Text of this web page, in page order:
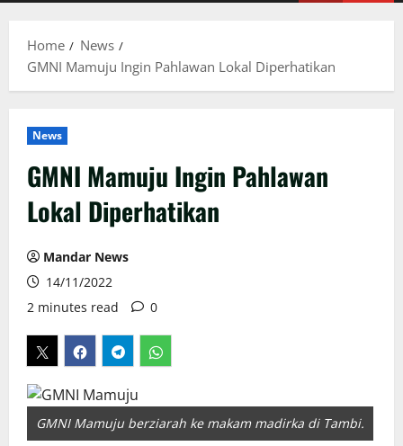
Home
News
GMNI Mamuju Ingin Pahlawan Lokal Diperhatikan
News
GMNI Mamuju Ingin Pahlawan
Lokal Diperhatikan
Mandar News
14/11/2022
2 minutes read
0
GMNI Mamuju berziarah ke makam madirka di Tambi.